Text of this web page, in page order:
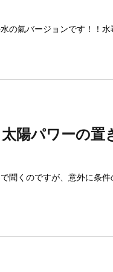
の氣バージョンです！！
陽パワーの置
聞くのですが、意外に条